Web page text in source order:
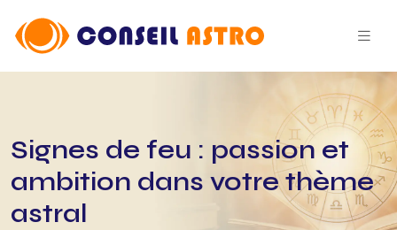
Signes de feu : passion et
ambition dans votre thème
astral